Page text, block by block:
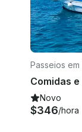
Passeios
oru
Novo
$346/hora